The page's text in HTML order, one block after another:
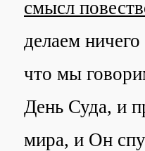
смысл
делаем
что мы
День Суда, и
мира, и Он